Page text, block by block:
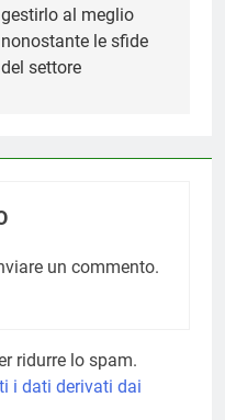
gestirlo al meglio
nonostante le sfide
del settore
un commento.
ridurre lo spam.
i dati derivati dai